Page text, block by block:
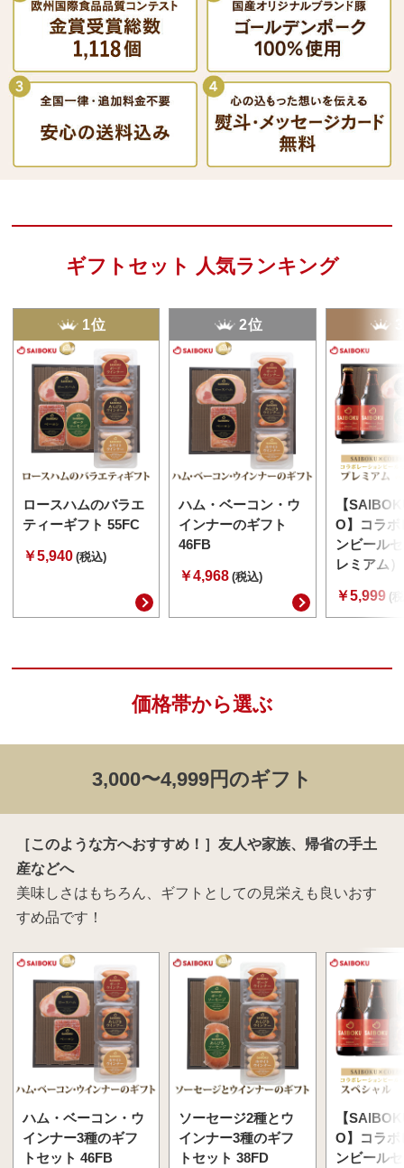
ギフトセット 人気ランキング
1位
ロースハムのバラエ
ティーギフト 55FC
￥5,940 (税込)
2位
ハム・ベーコン・ウ
インナーのギフト
46FB
￥4,968 (税込)
【
O】コラボ
ンビール
レミアム
￥5,999 (
価格帯から選ぶ
3,000〜4,999円のギフト
［このような方へおすすめ！］友人や家族、帰省の手土
産などへ
美味しさはもちろん、ギフトとしての見栄えも良いおす
すめ品です！
ハム・ベーコン・ウ
インナー3種のギフ
トセット 46FB
ソーセージ2種とウ
インナー3種のギフ
トセット 38FD
【
O】コラボ
ンビール